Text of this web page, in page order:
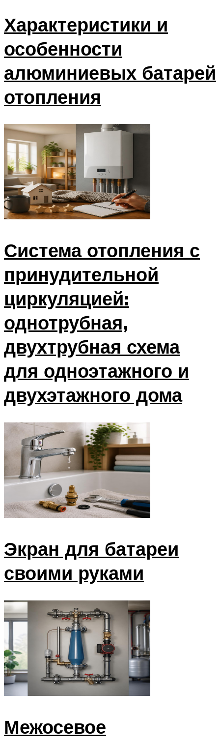
Характеристики и
особенности
алюминиевых батарей
отопления
Система отопления с
принудительной
циркуляцией:
однотрубная,
двухтрубная схема
для одноэтажного и
двухэтажного дома
Экран для батареи
своими руками
Межосевое